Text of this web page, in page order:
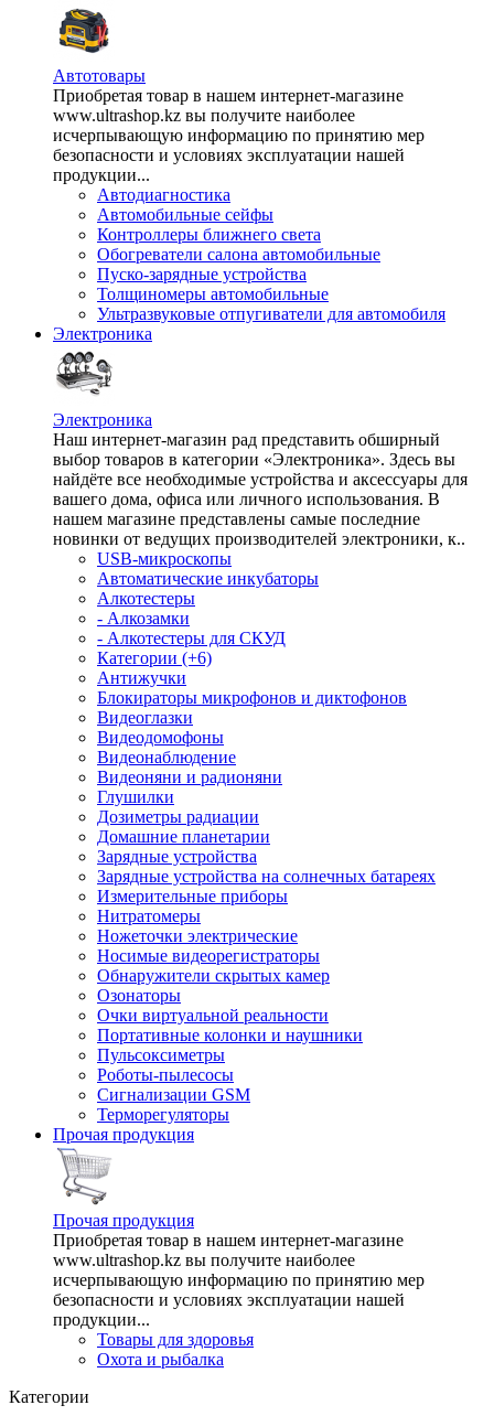
Автотовары
Приобретая товар в нашем интернет-магазине
www.ultrashop.kz вы получите наиболее
исчерпывающую информацию по принятию мер
безопасности и условиях эксплуатации нашей
продукции...
Автодиагностика
Автомобильные сейфы
Контроллеры ближнего света
Обогреватели салона автомобильные
Пуско-зарядные устройства
Толщиномеры автомобильные
Ультразвуковые отпугиватели для автомобиля
Электроника
Электроника
Наш интернет-магазин рад представить обширный
выбор товаров в категории «Электроника». Здесь вы
найдёте все необходимые устройства и аксессуары для
вашего дома, офиса или личного использования. В
нашем магазине представлены самые последние
новинки от ведущих производителей электроники, к..
USB-микроскопы
Автоматические инкубаторы
Алкотестеры
- Алкозамки
- Алкотестеры для СКУД
Категории (+6)
Антижучки
Блокираторы микрофонов и диктофонов
Видеоглазки
Видеодомофоны
Видеонаблюдение
Видеоняни и радионяни
Глушилки
Дозиметры радиации
Домашние планетарии
Зарядные устройства
Зарядные устройства на солнечных батареях
Измерительные приборы
Нитратомеры
Ножеточки электрические
Носимые видеорегистраторы
Обнаружители скрытых камер
Озонаторы
Очки виртуальной реальности
Портативные колонки и наушники
Пульсоксиметры
Роботы-пылесосы
Сигнализации GSM
Терморегуляторы
Прочая продукция
Прочая продукция
Приобретая товар в нашем интернет-магазине
www.ultrashop.kz вы получите наиболее
исчерпывающую информацию по принятию мер
безопасности и условиях эксплуатации нашей
продукции...
Товары для здоровья
Охота и рыбалка
Категории